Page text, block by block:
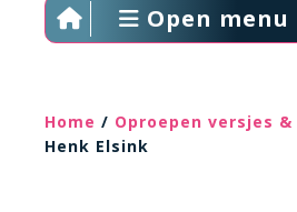
Open menu
Home / Oproepen versjes
Henk Elsink